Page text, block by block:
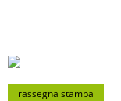
rassegna stampa